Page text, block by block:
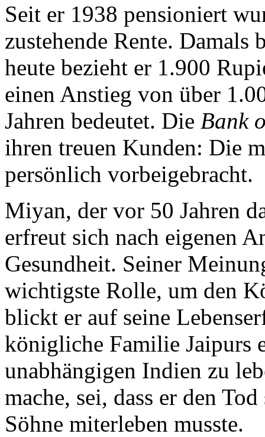
Seit er 1938 pensioniert
zustehende Rente. Damals
heute bezieht er 1.900
einen Anstieg von über
Jahren bedeutet. Die Bank
ihren treuen Kunden: Die
persönlich vorbeigebracht.
Miyan, der vor 50 Jahren
erfreut sich nach eigenen
Gesundheit. Seiner
wichtigste Rolle, um den
blickt er auf seine
königliche Familie Jaipurs
unabhängigen Indien zu
mache, sei, dass er den
Söhne miterleben musste.